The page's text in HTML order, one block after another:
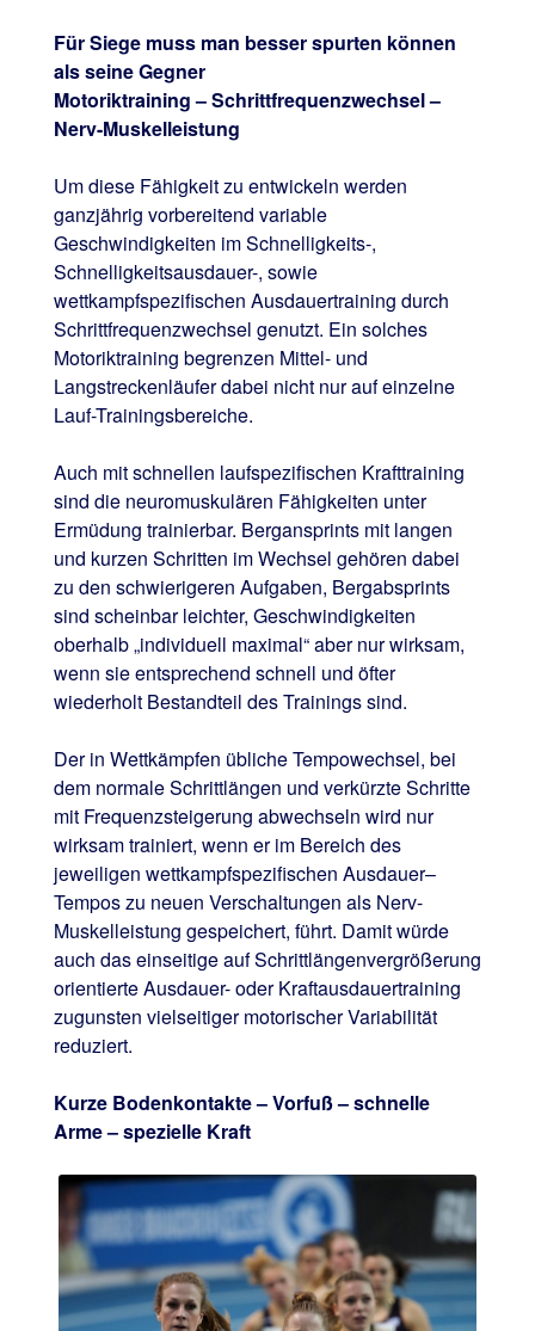
Für Siege muss man besser spurten können
als seine Gegner
Motoriktraining – Schrittfrequenzwechsel –
Nerv-Muskelleistung
Um diese Fähigkeit zu entwickeln werden
ganzjährig vorbereitend variable
Geschwindigkeiten im Schnelligkeits-,
Schnelligkeitsausdauer-, sowie
wettkampfspezifischen Ausdauertraining durch
Schrittfrequenzwechsel genutzt. Ein solches
Motoriktraining begrenzen Mittel- und
Langstreckenläufer dabei nicht nur auf einzelne
Lauf-Trainingsbereiche.
Auch mit schnellen laufspezifischen Krafttraining
sind die neuromuskulären Fähigkeiten unter
Ermüdung trainierbar. Bergansprints mit langen
und kurzen Schritten im Wechsel gehören dabei
zu den schwierigeren Aufgaben, Bergabsprints
sind scheinbar leichter, Geschwindigkeiten
oberhalb „individuell maximal“ aber nur wirksam,
wenn sie entsprechend schnell und öfter
wiederholt Bestandteil des Trainings sind.
Der in Wettkämpfen übliche Tempowechsel, bei
dem normale Schrittlängen und verkürzte Schritte
mit Frequenzsteigerung abwechseln wird nur
wirksam trainiert, wenn er im Bereich des
jeweiligen wettkampfspezifischen Ausdauer–
Tempos zu neuen Verschaltungen als Nerv-
Muskelleistung gespeichert, führt. Damit würde
auch das einseitige auf Schrittlängenvergrößerung
orientierte Ausdauer- oder Kraftausdauertraining
zugunsten vielseitiger motorischer Variabilität
reduziert.
Kurze Bodenkontakte – Vorfuß – schnelle
Arme – spezielle Kraft